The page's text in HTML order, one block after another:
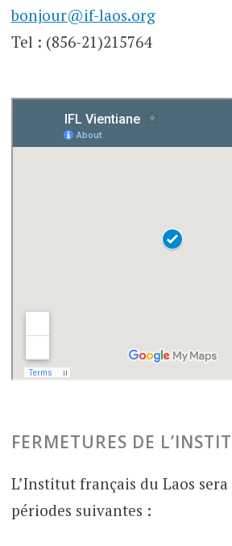
bonjour@if-laos.org
Tel : (856-21)215764
FERMETURES DE
L’Institut français du Laos
périodes suivantes :